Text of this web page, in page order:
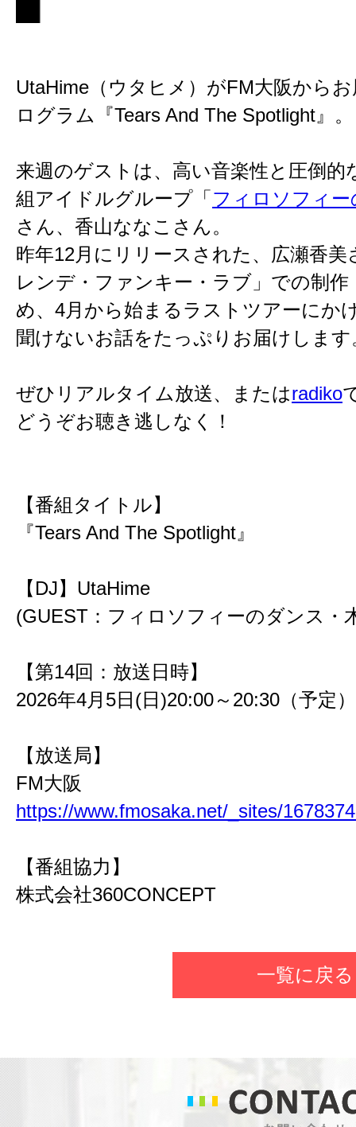
UtaHime（ウタヒメ）がFM大阪から
ログラム『Tears And The Spotlight』。
来週のゲストは、高い音楽性と圧倒的
組アイドルグループ「フィロソフィ
さん、香山ななこさん。
昨年12月にリリースされた、広瀬香
レンデ・ファンキー・ラブ」での制
め、4月から始まるラストツアーにか
聞けないお話をたっぷりお届けします
ぜひリアルタイム放送、またはradiko
どうぞお聴き逃しなく！
【番組タイトル】
『Tears And The Spotlight』
【DJ】UtaHime
(GUEST：フィロソフィーのダンス・
【第14回：放送日時】
2026年4月5日(日)20:00～20:30（予定）
【放送局】
FM大阪
https://www.fmosaka.net/_sites/
【番組協力】
株式会社360CONCEPT
一覧に戻る